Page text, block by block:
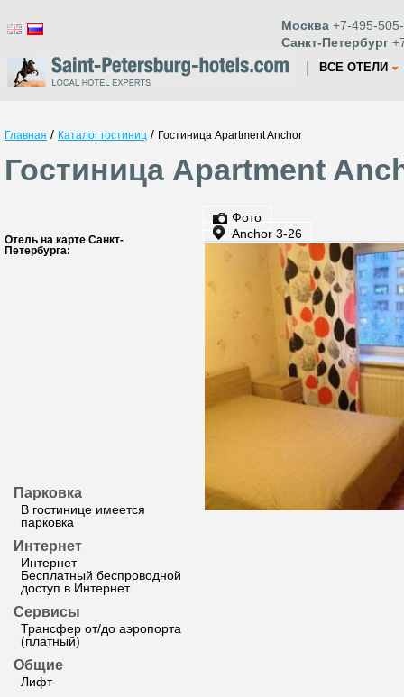
Москва +7-495-
Санкт-Петербург
ВСЕ ОТЕЛИ
Главная / Каталог гостиниц / Гостиница Apartment Anchor
Гостиница Apartment
Отель на карте Санкт-
Петербурга:
Парковка
В гостинице имеется
парковка
Интернет
Интернет
Бесплатный беспроводной
доступ в Интернет
Сервисы
Трансфер от/до аэропорта
(платный)
Общие
Лифт
Фото
Anchor 3-26